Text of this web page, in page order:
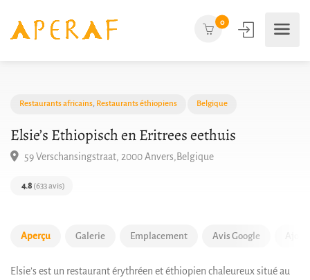
0
Elsie’s Ethiopisch en Eritrees eethuis
Aperçu Galerie Emplacement Avis Google
Elsie’s est un restaurant érythréen et éthiopien chaleureux situé au